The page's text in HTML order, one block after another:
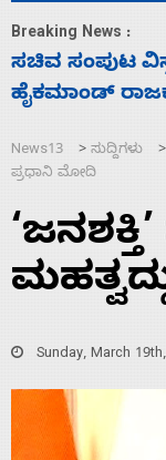
Breaking News :
‘ಕಳೆದ 3-4
ಮುಗಿಸಿದೆ ಭಾರತ
News13 > ಸುದ್ದಿಗಳು >
ಪ್ರಧಾನಿ ಮೋದಿ
Sunday, March